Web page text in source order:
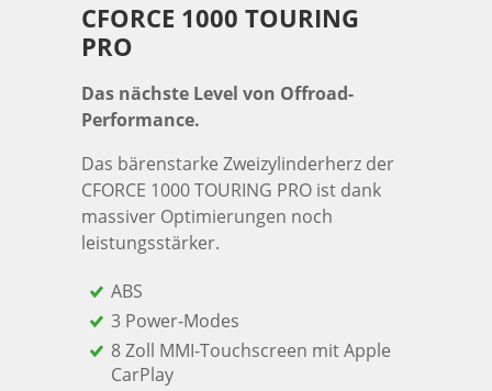
CFORCE 1000 TOURING
PRO
Das nächste Level von Offroad-
Performance.
Das bärenstarke Zweizylinderherz der
CFORCE 1000 TOURING PRO ist dank
massiver Optimierungen noch
leistungsstärker.
ABS
3 Power-Modes
8 Zoll MMI-Touchscreen mit Apple
CarPlay